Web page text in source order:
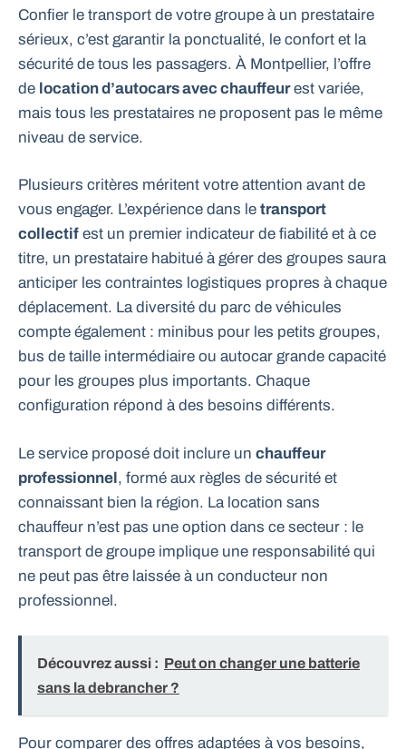
Confier le transport de votre groupe à un prestataire
sérieux, c’est garantir la ponctualité, le confort et la
sécurité de tous les passagers. À Montpellier, l’offre
de location d’autocars avec chauffeurest variée,
mais tous les prestataires ne proposent pas le même
niveau de service.
Plusieurs critères méritent votre attention avant de
vous engager. L’expérience dans le transport
collectif est un premier indicateur de fiabilité et à ce
titre, un prestataire habitué à gérer des groupes saura
anticiper les contraintes logistiques propres à chaque
déplacement. La diversité du parc de véhicules
compte également : minibus pour les petits groupes,
bus de taille intermédiaire ou autocar grande capacité
pour les groupes plus importants. Chaque
configuration répond à des besoins différents.
Le service proposé doit inclure un chauffeur
professionnel, formé aux règles de sécurité et
connaissant bien la région. La location sans
chauffeur n’est pas une option dans ce secteur : le
transport de groupe implique une responsabilité qui
ne peut pas être laissée à un conducteur non
professionnel.
Découvrez aussi : Peut on changer une batterie
sans la debrancher ?
Pour comparer des offres adaptées à vos besoins,